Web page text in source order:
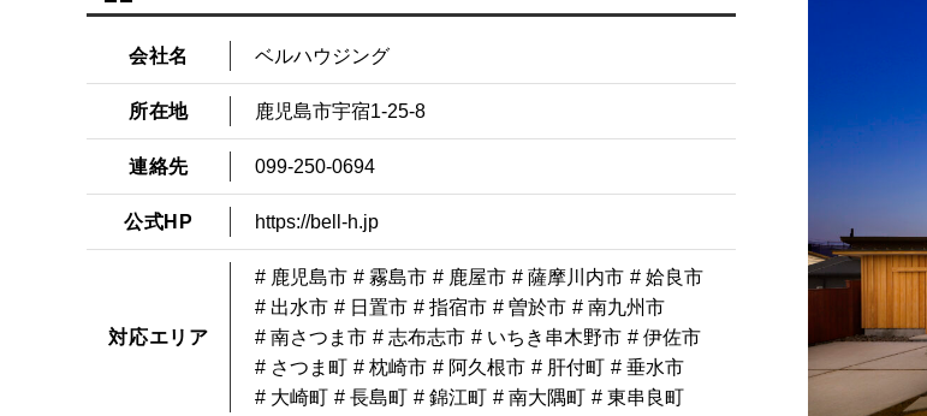
会社名 ベルハウジング
所在地 鹿児島市宇宿1-25-8
連絡先 099-250-0694
公式HP https://bell-h.jp
対応エリア
# 鹿児島市 # 霧島市 # 鹿屋市 # 薩摩川内市 # 姶良市
# 出水市 # 日置市 # 指宿市 # 曽於市 # 南九州市
# 南さつま市 # 志布志市 # いちき串木野市 # 伊佐市
# さつま町 # 枕崎市 # 阿久根市 # 肝付町 # 垂水市
# 大崎町 # 長島町 # 錦江町 # 南大隅町 # 東串良町